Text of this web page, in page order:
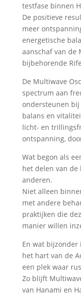
testfase binnen
De positieve
meer
energetische
aanschaf van de
bijbehorende
De Multiwave
spectrum aan
ondersteunen
balans en
licht- en
ontspanning,
Wat begon als
het delen van
anderen.
Niet alleen
met andere
praktijken die
manier willen
En wat bijzonder
het hart van de
een plek waar
Zo blijft
van Hanami en